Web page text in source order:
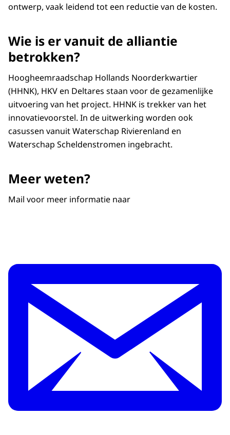
ontwerp, vaak leidend tot een reductie van de kosten.
Wie is er vanuit de alliantie
betrokken?
Hoogheemraadschap Hollands Noorderkwartier
(HHNK), HKV en Deltares staan voor de gezamenlijke
uitvoering van het project. HHNK is trekker van het
innovatievoorstel. In de uitwerking worden ook
casussen vanuit Waterschap Rivierenland en
Waterschap Scheldenstromen ingebracht.
Meer weten?
Mail voor meer informatie naar